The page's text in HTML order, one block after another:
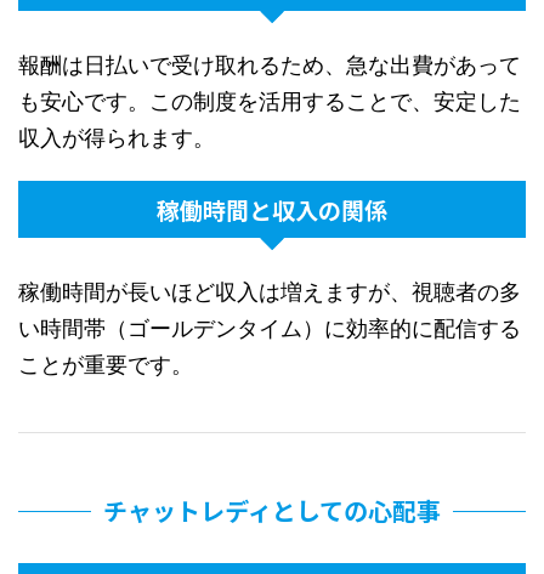
報酬は日払いで受け取れるため、急な出費があって
も安心です。この制度を活用することで、安定した
収入が得られます。
稼働時間と収入の関係
稼働時間が長いほど収入は増えますが、視聴者の多
い時間帯（ゴールデンタイム）に効率的に配信する
ことが重要です。
チャットレディとしての心配事